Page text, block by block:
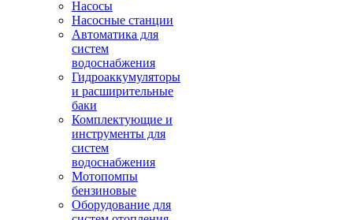
Насосы
Насосные станции
Автоматика для
систем
водоснабжения
Гидроаккумуляторы
и расширительные
баки
Комплектующие и
инструменты для
систем
водоснабжения
Мотопомпы
бензиновые
Оборудование для